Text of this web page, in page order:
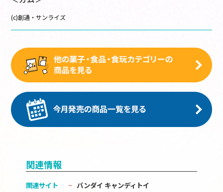
(c)創通・サンライズ
関連情報
関連サイト
バンダイ キャンディトイ